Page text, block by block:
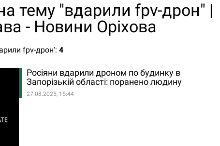
тему "вдарили fpv-дрон" |
- Новини Оріхова
fpv-дрон': 4
Росіяни вдарили дроном по будинку в
Запорізькій області: поранено людину
27.08.2025, 15:44